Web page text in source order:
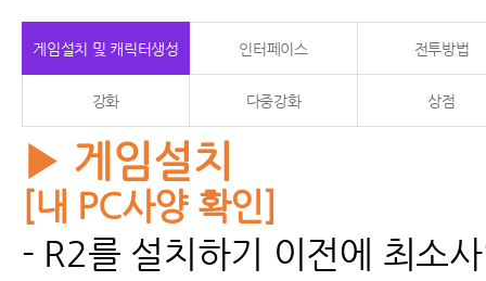
게임설치 및 캐릭터생성 인터페이스 전투방법
강화 다중강화 상점
▶ 게임설치
[내 PC사양 확인]
- R2를 설치하기 이전에 최소